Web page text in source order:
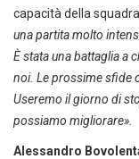
capacità della
una partita molto
È stata una battaglia a
noi. Le prossime sfide
Useremo il giorno di
possiamo migliorare».
Alessandro